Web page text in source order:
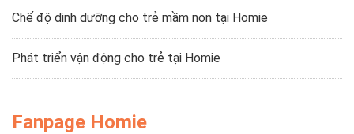
Chế độ dinh dưỡng cho trẻ mầm non tại Homie
Phát triển vận động cho trẻ tại Homie
Fanpage Homie